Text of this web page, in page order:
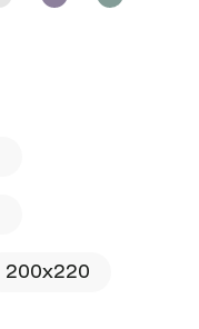
200x220